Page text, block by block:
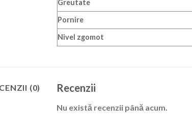
Greutate
Pornire
Nivel zgomot
(0) Recenzii
Nu există recenzii până acum.